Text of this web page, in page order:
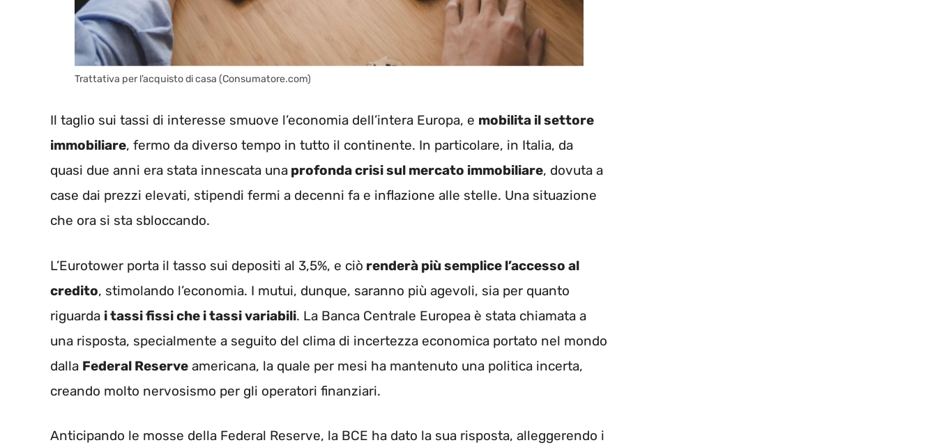
Trattativa per l’acquisto di casa (Consumatore.com)
Il taglio sui tassi di interesse smuove l’economia dell’intera Europa, e mobilita il settore
immobiliare, fermo da diverso tempo in tutto il continente. In particolare, in Italia, da
quasi due anni era stata innescata una profonda crisi sul mercato immobiliare, dovuta a
case dai prezzi elevati, stipendi fermi a decenni fa e inflazione alle stelle. Una situazione
che ora si sta sbloccando.
L’Eurotower porta il tasso sui depositi al 3,5%, e ciò renderà più semplice l’accesso al
credito, stimolando l’economia. I mutui, dunque, saranno più agevoli, sia per quanto
riguarda i tassi fissi che i tassi variabili. La Banca Centrale Europea è stata chiamata a
una risposta, specialmente a seguito del clima di incertezza economica portato nel mondo
dalla Federal Reserve americana, la quale per mesi ha mantenuto una politica incerta,
creando molto nervosismo per gli operatori finanziari.
Anticipando le mosse della Federal Reserve, la BCE ha dato la sua risposta, alleggerendo i